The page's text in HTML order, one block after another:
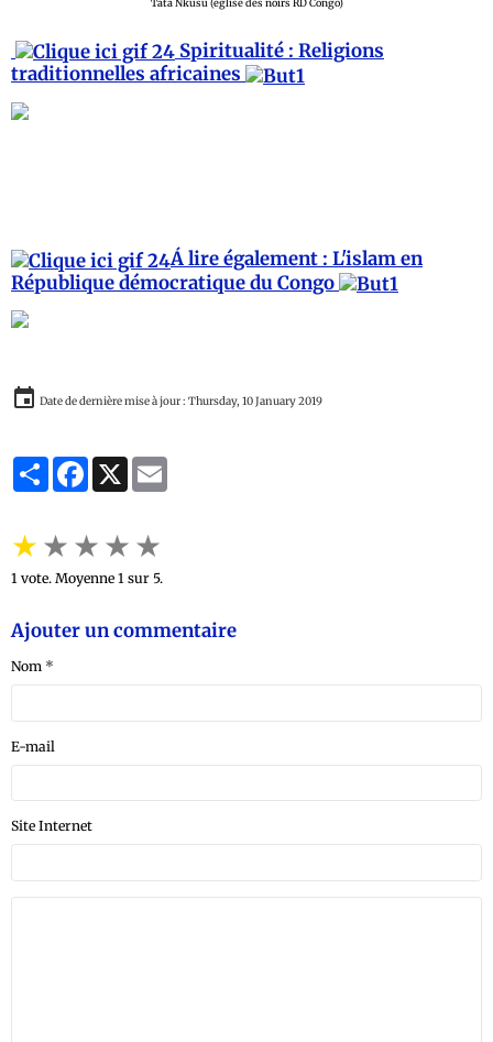
Tata Nkusu (église des noirs RD Congo)
Spiritualité : Religions
traditionnelles africaines
Á lire également : L'islam en
République démocratique du Congo
Date de dernière mise à jour : Thursday, 10 January 2019
PartagerFacebook
X
★★★★★
1 vote. Moyenne 1 sur 5.
Ajouter un commentaire
Nom
E-mail
Site Internet